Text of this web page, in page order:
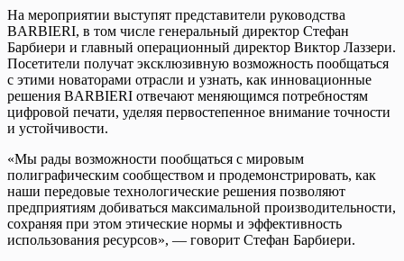
На мероприятии выступят представители руководства
BARBIERI, в том числе генеральный директор Стефан
Барбиери и главный операционный директор Виктор Лаззери.
Посетители получат эксклюзивную возможность пообщаться
с этими новаторами отрасли и узнать, как инновационные
решения BARBIERI отвечают меняющимся потребностям
цифровой печати, уделяя первостепенное внимание точности
и устойчивости.
«Мы рады возможности пообщаться с мировым
полиграфическим сообществом и продемонстрировать, как
наши передовые технологические решения позволяют
предприятиям добиваться максимальной производительности,
сохраняя при этом этические нормы и эффективность
использования ресурсов», — говорит Стефан Барбиери.